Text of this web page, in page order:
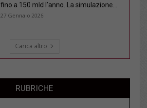
fino a 150 mld l’anno. La simulazione...
27 Gennaio 2026
Carica altro
RUBRICHE